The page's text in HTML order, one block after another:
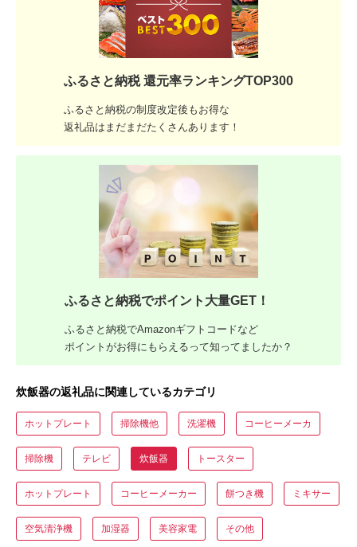
ふるさと納税 還元率ランキングTOP300
ふるさと納税の制度改定後もお得な
返礼品はまだまだたくさんあります！
ふるさと納税でポイント大量GET！
ふるさと納税でAmazonギフトコードなど
ポイントがお得にもらえるって知ってましたか？
炊飯器の返礼品に関連しているカテゴリ
ホットプレート 掃除機他 洗濯機 コーヒーメーカ
掃除機 テレビ 炊飯器 トースター
ホットプレート コーヒーメーカー 餅つき機 ミキサー
空気清浄機 加湿器 美容家電 その他